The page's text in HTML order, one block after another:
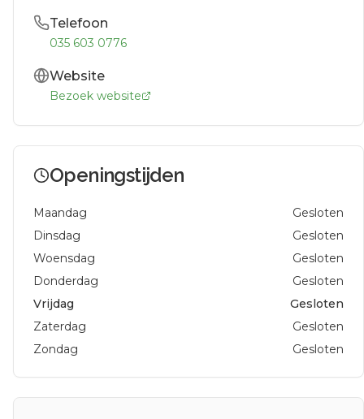
Telefoon
035 603 0776
Website
Bezoek website
Openingstijden
Maandag
Gesloten
Dinsdag
Gesloten
Woensdag
Gesloten
Donderdag
Gesloten
Vrijdag
Gesloten
Zaterdag
Gesloten
Zondag
Gesloten